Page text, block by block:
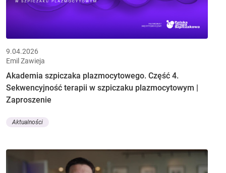
9.04.2026
Emil Zawieja
Akademia szpiczaka plazmocytowego. Część 4.
Sekwencyjność terapii w szpiczaku plazmocytowym |
Zaproszenie
Aktualności